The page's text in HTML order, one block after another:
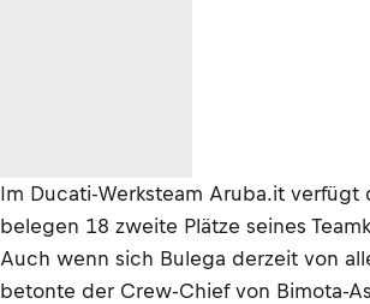
Im Ducati-Werksteam Aruba.it
belegen 18 zweite Plätze seines
Auch wenn sich Bulega derzeit von
betonte der Crew-Chief von Bimota-